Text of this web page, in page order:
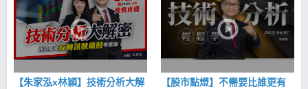
場，操作上千萬要沉住氣，因為最後還要靜待股價發
動攻勢，才能穩操勝券。 若是短期操作，紅Ｋ線收盤
站上 5 日均線就進場，中波段操作則是紅K站上 10 日
或 20 日均線進場，總之，是依操作期間來決定進場時
機。 至於停損點，短期操作可簡單以虧損 5% 或K線
8% ~ 15% 停損，或K線跌破 10 日或 20 日中期均
【朱家泓x林穎】技術分析大解
【股市點燈】不需要比誰更有